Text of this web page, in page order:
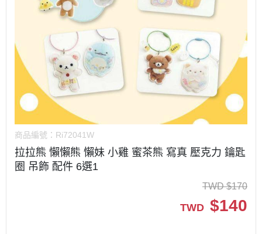
商品編號： Ri72041W
拉拉熊 懶懶熊 懶妹 小雞 蜜茶熊 寫真 壓克力 鑰匙
圈 吊飾 配件 6選1
TWD $170
TWD $140